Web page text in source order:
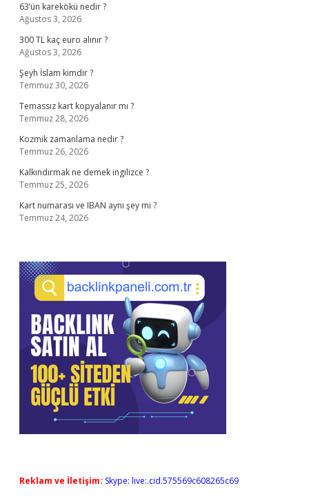
63’ün karekökü nedir ?
Ağustos 3, 2026
300 TL kaç euro alınır ?
Ağustos 3, 2026
Şeyh İslam kimdir ?
Temmuz 30, 2026
Temassız kart kopyalanır mı ?
Temmuz 28, 2026
Kozmik zamanlama nedir ?
Temmuz 26, 2026
Kalkındırmak ne demek ingilizce ?
Temmuz 25, 2026
Kart numarası ve IBAN aynı şey mi ?
Temmuz 24, 2026
Reklam ve İletişim: Skype: live:.cid.575569c608265c69